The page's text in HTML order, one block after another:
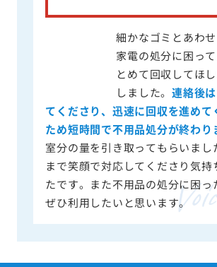
細かなゴミとあわ
家電の処分に困っ
とめて回収してほ
しました。連絡後
てくださり、迅速に回収を進めて
ため短時間で不用品処分が終わり
室分の量を引き取ってもらいまし
まで笑顔で対応してくださり気持
たです。また不用品の処分に困っ
ぜひ利用したいと思います。